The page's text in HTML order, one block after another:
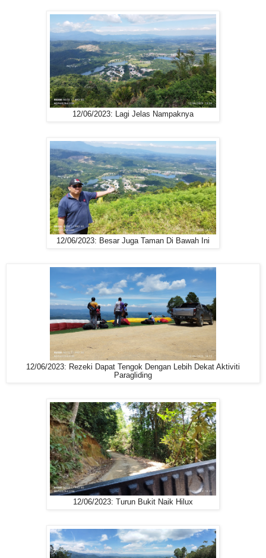
12/06/2023: Lagi Jelas Nampaknya
12/06/2023: Besar Juga Taman Di Bawah Ini
12/06/2023: Rezeki Dapat Tengok Dengan Lebih Dekat Aktiviti
Paragliding
12/06/2023: Turun Bukit Naik Hilux